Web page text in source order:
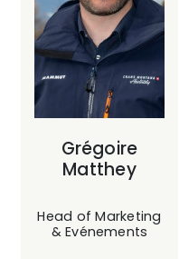
Grégoire
Matthey
Head of Marketing
& Evénements